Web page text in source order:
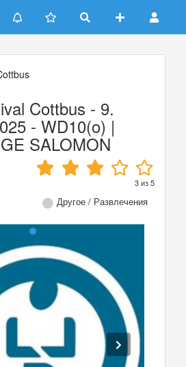
Cottbus - 9.
- WD10(o) |
SALOMON
3из5
Другое / Развлечения